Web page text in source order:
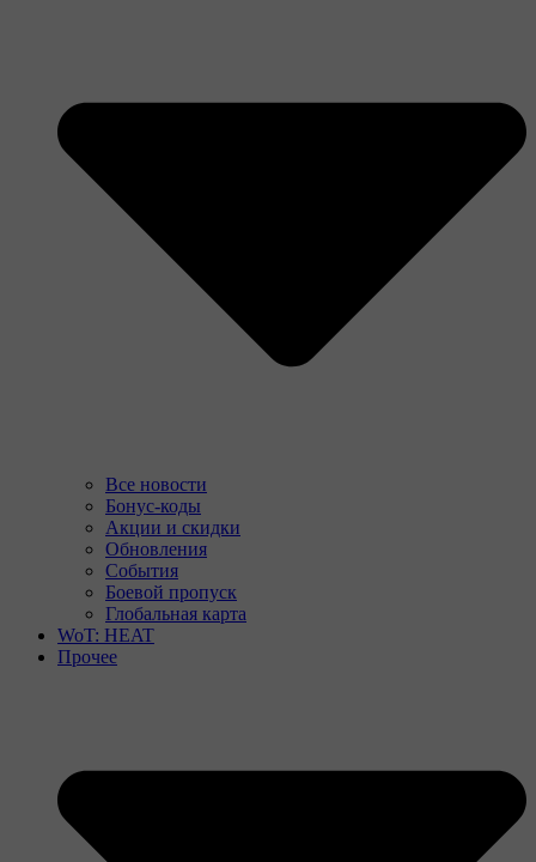
Все новости
Бонус-коды
Акции и скидки
Обновления
События
Боевой пропуск
Глобальная карта
WoT: HEAT
Прочее